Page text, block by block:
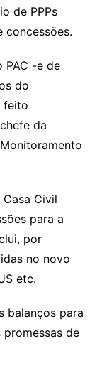
de PPPs
concessões.
PAC -e de
do
feito
da
Civil
para a
por
no novo
etc.
balanços para
de